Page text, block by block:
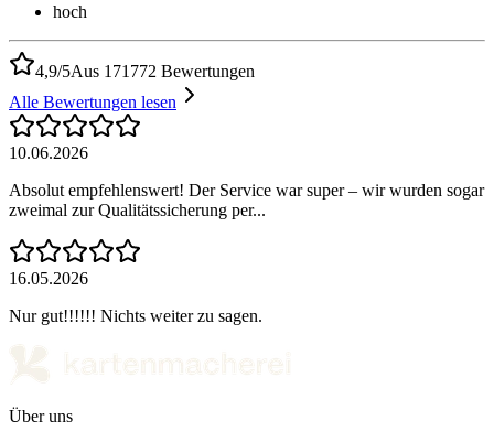
hoch
4,9/5Aus 171772 Bewertungen
Alle Bewertungen lesen
10.06.2026
Absolut empfehlenswert! Der Service war super – wir wurden sogar
zweimal zur Qualitätssicherung per...
16.05.2026
Nur gut!!!!!! Nichts weiter zu sagen.
Über uns